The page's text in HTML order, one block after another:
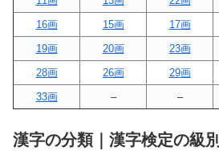
16画
15画 17画
19画
20画 23画
28画
26画 29画
33画
– –
漢字の分類｜漢字検定の級別